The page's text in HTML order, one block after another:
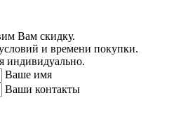
Вам скидку.
и времени покупки.
индивидуально.
Ваше имя
Ваши контакты